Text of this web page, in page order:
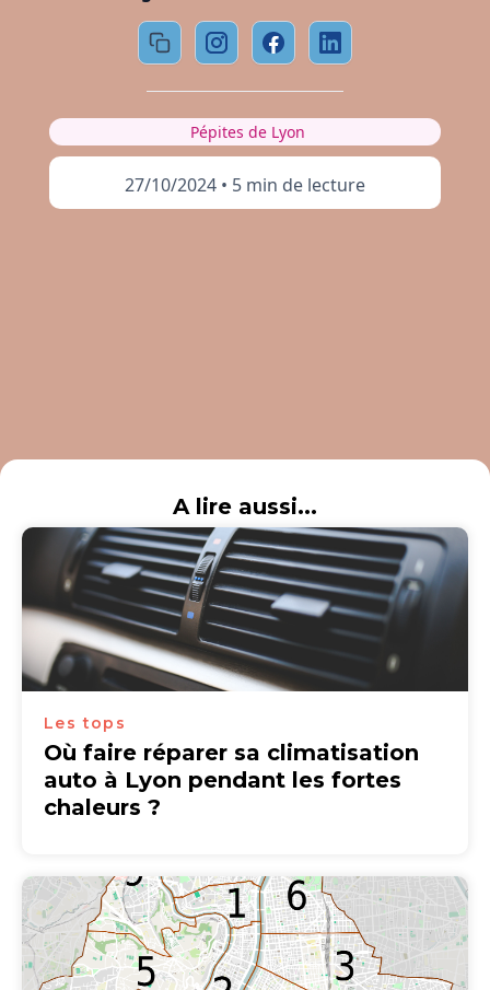
Pépites de Lyon
27/10/2024 • 5 min de lecture
A lire aussi...
Les tops
Où faire réparer sa climatisation
auto à Lyon pendant les fortes
chaleurs ?